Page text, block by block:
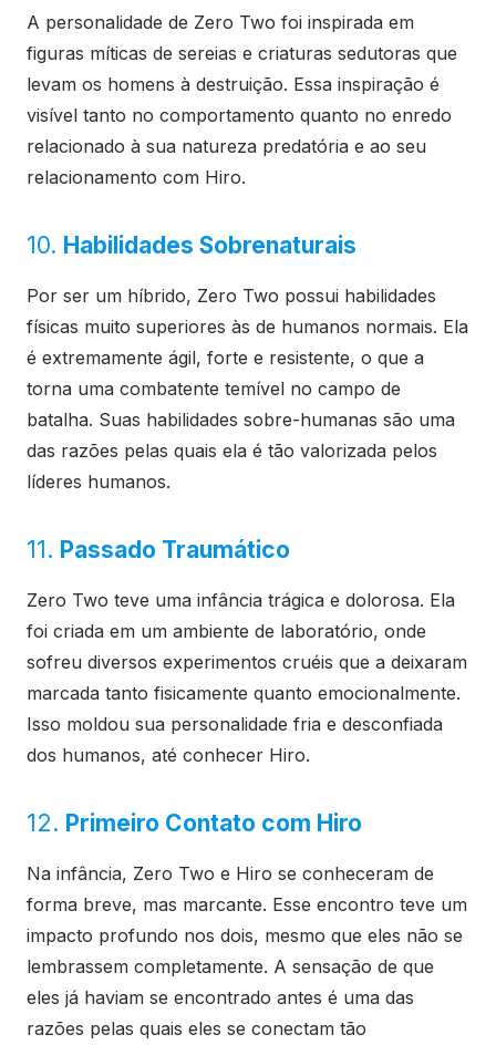
A personalidade de Zero Two foi inspirada em
figuras míticas de sereias e criaturas sedutoras que
levam os homens à destruição. Essa inspiração é
visível tanto no comportamento quanto no enredo
relacionado à sua natureza predatória e ao seu
relacionamento com Hiro.
10. Habilidades Sobrenaturais
Por ser um híbrido, Zero Two possui habilidades
físicas muito superiores às de humanos normais. Ela
é extremamente ágil, forte e resistente, o que a
torna uma combatente temível no campo de
batalha. Suas habilidades sobre-humanas são uma
das razões pelas quais ela é tão valorizada pelos
líderes humanos.
11. Passado Traumático
Zero Two teve uma infância trágica e dolorosa. Ela
foi criada em um ambiente de laboratório, onde
sofreu diversos experimentos cruéis que a deixaram
marcada tanto fisicamente quanto emocionalmente.
Isso moldou sua personalidade fria e desconfiada
dos humanos, até conhecer Hiro.
12. Primeiro Contato com Hiro
Na infância, Zero Two e Hiro se conheceram de
forma breve, mas marcante. Esse encontro teve um
impacto profundo nos dois, mesmo que eles não se
lembrassem completamente. A sensação de que
eles já haviam se encontrado antes é uma das
razões pelas quais eles se conectam tão